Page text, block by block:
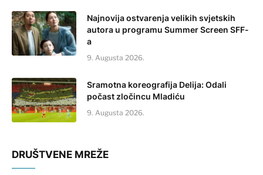
Najnovija ostvarenja velikih svjetskih
autora u programu Summer Screen SFF-
a
9. Augusta 2026.
Sramotna koreografija Delija: Odali
počast zločincu Mladiću
9. Augusta 2026.
DRUŠTVENE MREŽE